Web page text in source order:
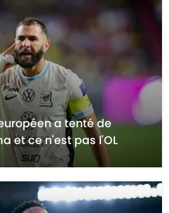
a tenté de
et ce n'est pas l'OL